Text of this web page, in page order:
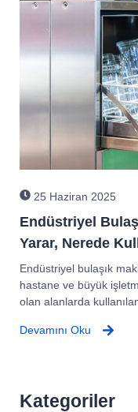
25 Haziran 2025
Endüstriyel
Yarar, Nerede
Endüstriyel bulaşık
hastane ve büyük
olan alanlarda
Devamını Oku
Kategoriler